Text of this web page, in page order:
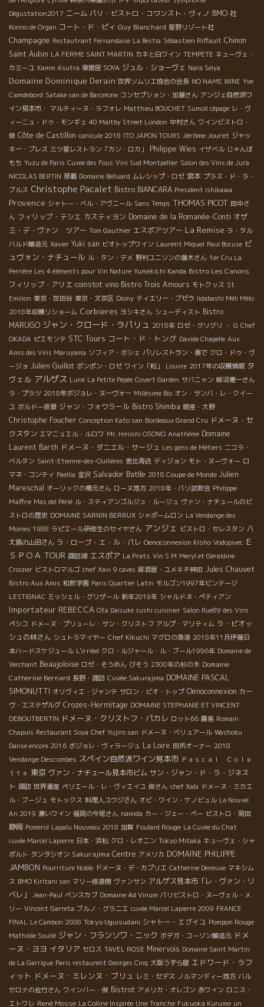
Dégustation2017 ニーム パリ・ビストロ・コワンスト・ヴィノ BMO 社
Konno de Organ コート・ド・ピィ Guy Blanchard 星野リゾート社
Champagne Restautrant Fernandaise La Bestia Sébastien Riffault Chinon
Saint Aubin LA FERME SAINT MARTIN カキと白ワイン TEMPETE キューヴェ・
カミーユ Kamm Asutra 東銀座 SOYA ジュル・ショーヴェ Nara Seiya
Domaine Dominique Derain 世界ソムリエ協会の会長 NO NAME WINE Yve
Camdebord Satake san de Barcelone コンセプション・加藤さん アンジェ自然派ワ
イン見本市・ マルティーヌ・ラフォレ Matthieu BOUCHET Sumoll cépage レ・ヴ
ィーニュ・ドゥ・モンギュ 40 Maltby Street London 中村さん ワインビストロ・
俊 Côte de Castillon canicule 2018 ITO JAPON TOURS Jérôme Jouret ジャッ
キー・プレス 三ツ星レストラン「カン・ロカ」 Philippe Wies イザベル じゃんぼ
もち Yuzu de Paris Cuvee des Fous Vini Sud Montpellier Salon des Vins de Jura
NICOLAS BERTIN 那覇 Domaine Belluard ムレシップ・ロゼ 宮本 プラス・ド・ラ・
ブルス Christophe Pacalet Bistro BIANCARA President Ishikawa
Provence シャトー・ベル・アヴニール Sans Temps THOMAS PICOT 田中さ
ん フィリップ・テシエ カスティヨン Domaine de la Romanée-Conti オザ
ミ・デ・ヴァン ツアー Tom Gauthier エスポアツアー La Remise ラ・タル
バルド醸造元 Xavier Yuki san ビオトップワイン Laurent Miquel Paul Bocuse ビ
ュヴォン・ナチュール ル・タン・デメ 野村ユニソンの藤木さん 1er Cru La
Perrière Les 4 éléments pour Vin Nature Yumekichi Kanda Bistro Les Canons
フィリップ・アリエ coinstot vino Bistro Trois Amours モトクッス St
Emilion 東京・世田谷 東京・文京区 Diony ティエリー・プゼラ Iidabashi Méli Mélo
2018年収穫リショーム Corbieres ヨシキさん シューディスト Bistro
MARUGO ジャン・クロード・ラパリュ 2018年 ロゼ・グリグリ ・ G Chef
OKADA ピエモンテ STC Tours コート・ド・トング Davide Chapelle Aux
Amis des Vins Maruyama ソフィア・ボシェ パリレストラン・奏で クロ・ドゥ・ヴ
ージョ Julien Guillot ポンポン・ロゼ ワイン「和」 Louvre 2017年の収穫情報 タ
ヴェル アルザス Lune La Petite Pépée Covert Garden サバニャン 柳沼憲一さん
ラ・プラツ 2018年ボジョレ・ヌーヴォー Millésime Bio オン・サンバ・レ・クイー
ユ ボルドー夜景 ジャン・フォワラール Bistro Shimba 銀座・大野
Christophe Foucher Conception Kato san Bordeaux Grand Cru ドメーヌ・セ
クスタン エマニュエル・ルロワ Mr. Hiroshi OSONO Anathème Domaine
Laurent Barth ドメーヌ・ダニエル・サージュ Les gens de Métiers ニコラ・
ベルタン Saint-Etienne-des-Oullières 恵比寿店 ディジョン モト・ヌーヴォー ロ
マネ・コンティ Paellia 金沢 Salvador Batlle 2018 Coupe de Monde Julien
Mareschal オーリックの橋元さん ローヌ地方 2018年・パリ試飲会 Philippe
Maffre Mas del Périé ル・スティアンゴルジュ・ルージュ ヴァン・ナチュールのビ
ストロの歴史 DOMAINE SARNIN BERRUX シャポームロン La Vendange des
Moines 1988 ラピエール研修生のセイヤさん アンジェ ビストロ・セレスタン 八
丈島の山田さん ラ・ローブ・エ・ル・パレ Oenoconnexion Kisho Vodopivec Ｅ
ＳＰＯＡ TOUR 諏訪湖 エスポア La Prats Vin S M Meryl et Géraldine
Croizier ビストロマルゴ chef Xavi 9 caves 居酒屋・ユメキチ神田 Jules Chauvet
Bistro Aux Amis 和飲学園 Paris Quartier Latin モルゴン1997年ビンテージ
LESTIGNAC ミッシェル・グリザール 新年2019年 シャルドネ・ペティアン
Importateur REBECCA Ota Daisuke sushi cuisinier Salon Rue89 des Vins
ペシコ ドメーヌ・プリューレ・サン・クリストフ アルプ・マリティム ラ・ピオッ
シュの林さん シュトラマイヤー Chef Kikuchi マグロの漁港 2018年11月伊藤日
本ハードスケジュール L'irréel クロ・ルジャール・ル・ブール1996年 Domaine de
Verchant Beaujoloise ロゼ・そうめん びそう 2300年の杉の木 Domaine
Catherine Bernard 長野・諏訪 Cuvée Sakurajima DOMAINE PASCAL
SIMONUTTI オリヴィエ・ジャンテ サロン・ビオ・トップ Oenoconnexion カー
ヴ・エステザルグ Crozes-Hermitage DOMAINE STEPHANIE ET VINCENT
DEBOUTBERTIN ドメーヌ・クリストフ・パカレ ロット66 霧島 Romain
Chapuis Restaurant Soya Chef Yujiro san ドメーヌ・ベリュアール Washoku
Danse encore 2016 ボジョレ・ヴィラージュ La Loire 田所オーナー 2018
Vendange Descombes スペイン自然派ワイン見本市 Ｐａｓｃａｌ Ｃｏｌｅ
ｔｔｅ 東京 ヴァン・ナチュール見本市ビム サン・ジャン・ド・ラ・ジネス
ト 諏訪 世界遺産 ペリエール・レ・ヴィエイユ 俊さん chef Xabi ドメーヌ・ミカエ
ル・ブージュ モトックス 料理人ユウジさん オビ・ワイン・ケノビュル Le Nouvel
An 2019 濃いワイン 福岡の今尾さん namida カー・ジェー・ベー ビストロ・岡田
静岡 Pomerol Lapalu Nouveau 2018 加賀 Foulard Rouge La Cuvée du Chat
cuvée Marcel Lapierre 日本・浜松 クロ・レオニン Tokyo Mitaka キューヴェ・シャ
ポルト タンタシオン Sakurajima Centre アメリカ DOMAINE PHILIPPE
JAMBON Pourriture Noble ドメーヌ・デ・カプリエ Catherine Deneuve マキシム
ス BMO Kiritani san マリー修道僧 ヴァンサン アルザス見本市「レ・ヴァン・リ
ベレ」
Jean-Paul ベンスカブ Domaine Ad Vinum パリビストロ・ヌーヴェル・メ
リー Vincent Garreta ブルノ・グラニエ cuvée Marcel Lapierre 2009 FRANCE
FINAL Le Cambon 2008 Tokyo Uguisudani シャトー・エグイユ Pompon Rouge
Mathilde Soulié ジャン・フランソワ・ニック ボデガ・コーゾン醸造元 ドメ
ーヌ・ヨヨ イタリア セロス TAVEL ROSE Minervois Domaine Saint Martin
de La Garrigue Paris restaurent Georges Cinq 大阪うずら屋 エドワード・ラフ
ィット ドメーヌ・ミレンヌ・ブリュ レミ・セデス ノルマンディー地方 バル
セロナの佐竹さん ワインバー・俊 Bistrot アメリカ・オレゴン 赤ワイン ロニス・
エトワレ René Mosse La Colline Inspirée Une Tranche Fukuoka Kurume un